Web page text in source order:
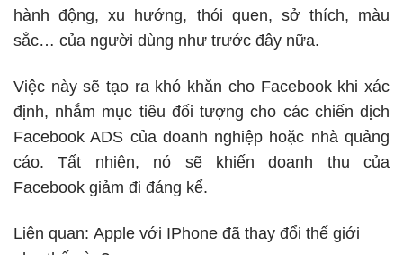
hành động, xu hướng, thói quen, sở thích, màu
sắc… của người dùng như trước đây nữa.
Việc này sẽ tạo ra khó khăn cho Facebook khi xác
định, nhắm mục tiêu đối tượng cho các chiến dịch
Facebook ADS của doanh nghiệp hoặc nhà quảng
cáo. Tất nhiên, nó sẽ khiến doanh thu của
Facebook giảm đi đáng kể.
Liên quan: Apple với IPhone đã thay đổi thế giới